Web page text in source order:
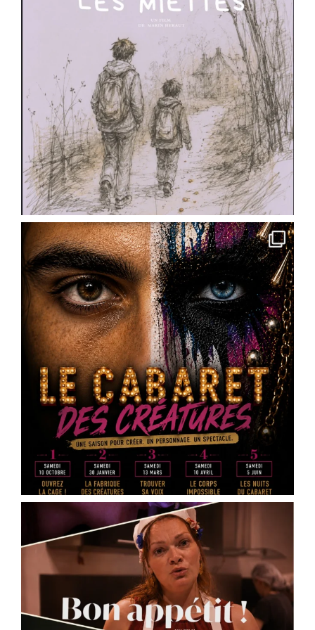
L'école de théâtre de la Scène Dramatique
Ackermann lance sa saison 2026-2027.
Cours de théâtre, ateliers, stages, masterclass,
technique oratoire : il y en a pour tous les âges
et toutes les envies.
✨ Pour les enfants : cours préparatoire dès le
CE1/CE2
✨ Pour les ados : cycles théâtre et
accompagnement à la pratique scénique
✨ Pour les...See More
Photo
View on Facebook · Share
Scène Dramatique Ackermann
4 months ago
« Des cailloux dans le ventre » de @Marin
Heraut– réservez vos places
Vous faites quoi le 16 mai 2026 ?
La Scène Dramatique Ackermann présentera le
samedi 16 mai à 20h30, à la salle Jean Zay – salle
des fêtes d’Ingré, la sortie de résidence de « Des
cailloux dans le ventre », une création de Marin
Heraut .
Ce spectacle mêle théâtre documentaire, satire
médiatique et écriture contemporaine pour plo
See More
Photo
View on Facebook · Share